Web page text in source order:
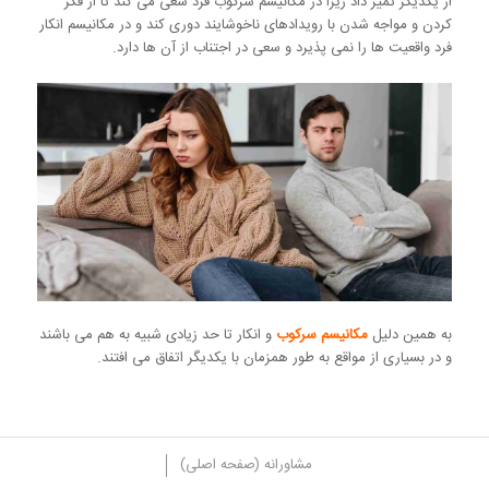
کردن و مواجه شدن با رویدادهای ناخوشایند دوری کند و در مکانیسم انکار
فرد واقعیت ها را نمی پذیرد و سعی در اجتناب از آن ها دارد.
به همین دلیل مکانیسم سرکوب و انکار تا حد زیادی شبیه به هم می باشند
و در بسیاری از مواقع به طور همزمان با یکدیگر اتفاق می افتند.
مشاورانه (صفحه اصلی)